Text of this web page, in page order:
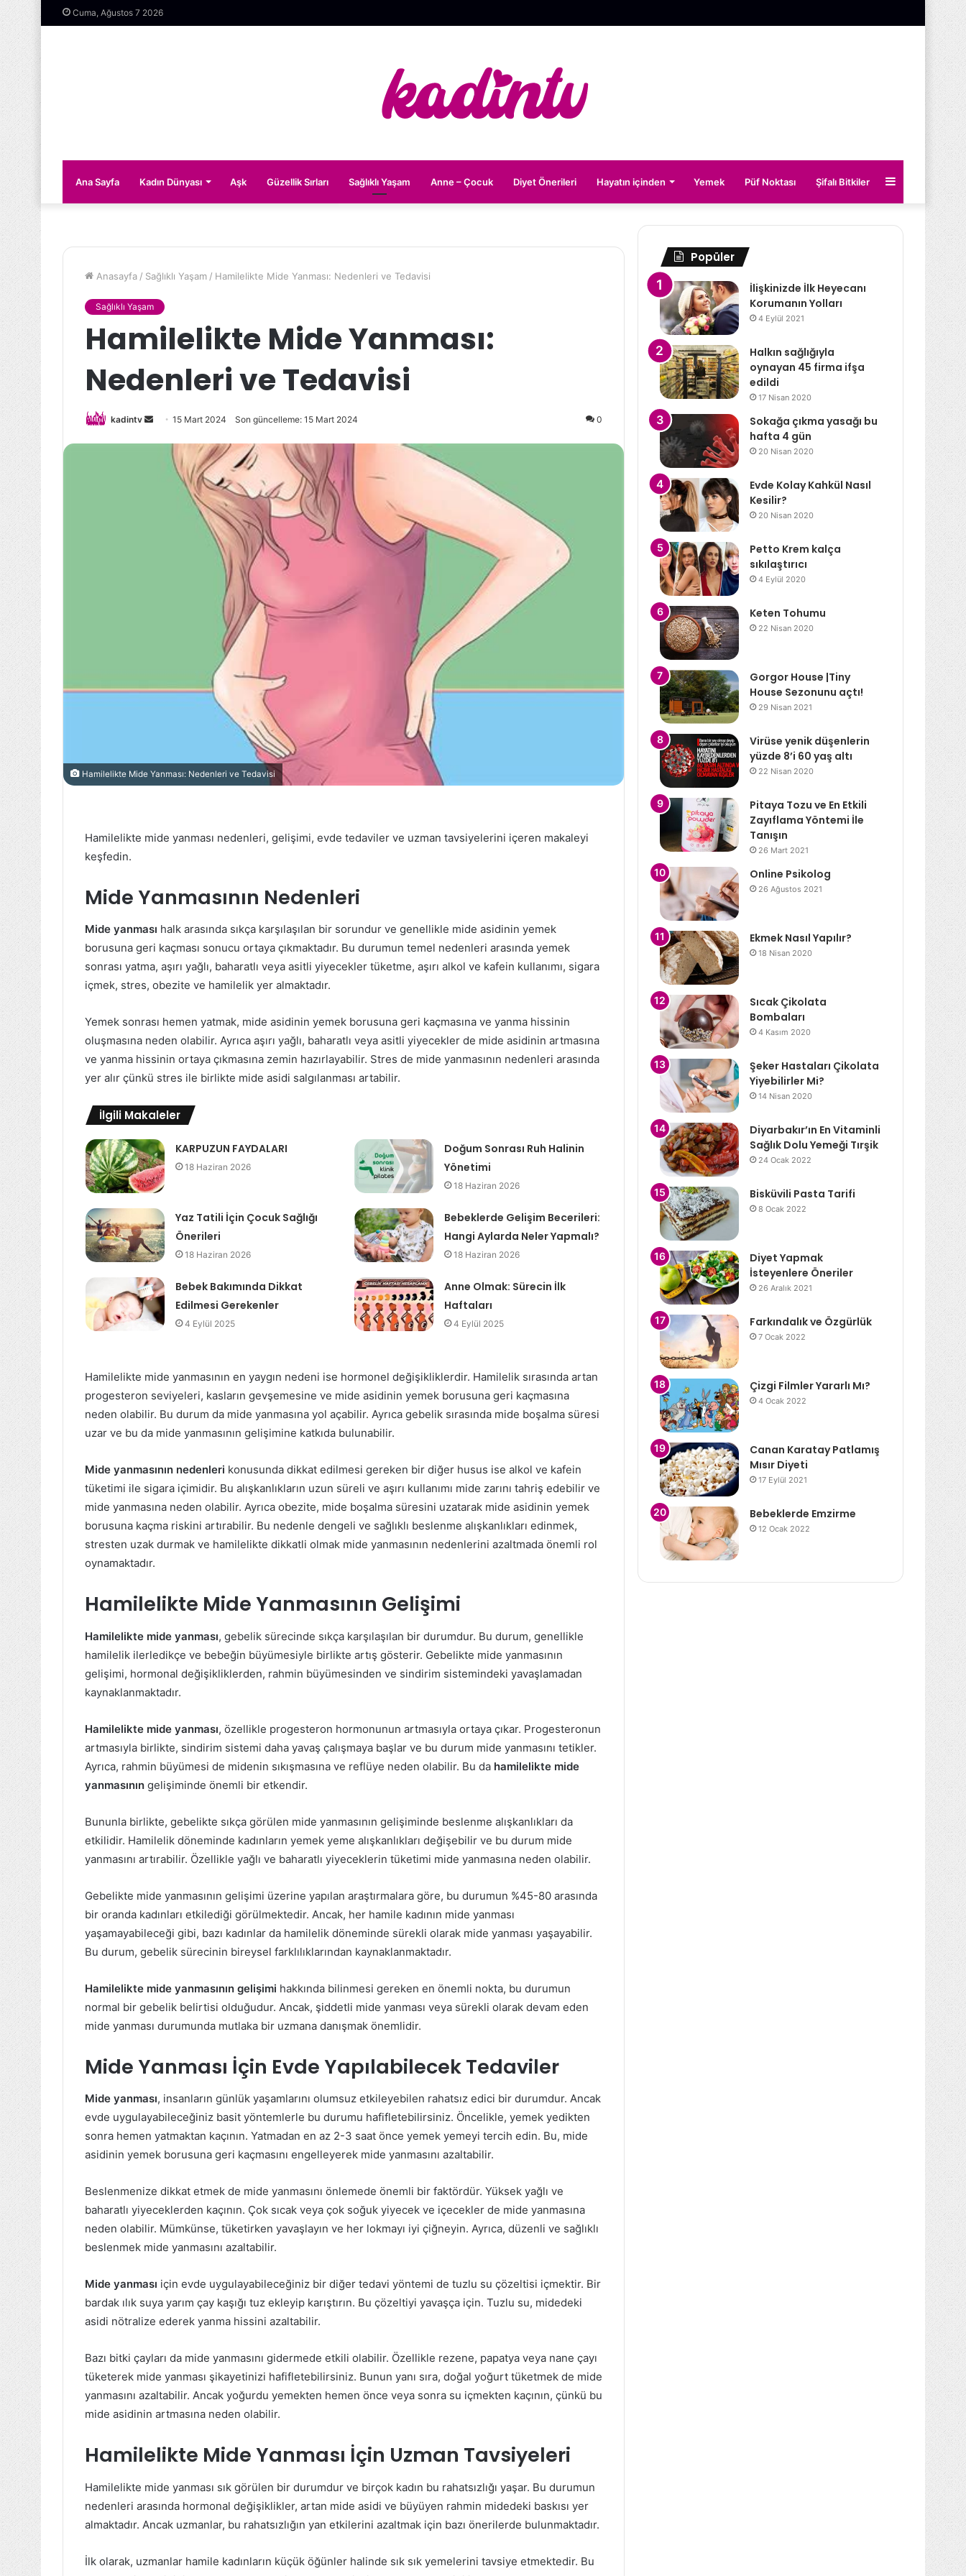
Cuma, Ağustos 7 2026
Ana Sayfa Kadın Dünyası Aşk Güzellik Sırları Sağlıklı Yaşam Anne – Çocuk Diyet Önerileri Hayatın içinden Yemek Püf Noktası Şifalı Bitkiler Kenar
Bölmesi
Anasayfa / Sağlıklı Yaşam / Hamilelikte Mide Yanması: Nedenleri ve Tedavisi
Sağlıklı Yaşam
Hamilelikte Mide Yanması:
Nedenleri ve Tedavisi
kadintv
Bir
göndermek
15 Mart 2024 Son güncelleme: 15 Mart 2024 0
Hamilelikte Mide Yanması: Nedenleri ve Tedavisi
Hamilelikte mide yanması nedenleri, gelişimi, evde tedaviler ve uzman tavsiyelerini içeren makaleyi
keşfedin.
Mide Yanmasının Nedenleri
Mide yanması halk arasında sıkça karşılaşılan bir sorundur ve genellikle mide asidinin yemek
borusuna geri kaçması sonucu ortaya çıkmaktadır. Bu durumun temel nedenleri arasında yemek
sonrası yatma, aşırı yağlı, baharatlı veya asitli yiyecekler tüketme, aşırı alkol ve kafein kullanımı, sigara
içmek, stres, obezite ve hamilelik yer almaktadır.
Yemek sonrası hemen yatmak, mide asidinin yemek borusuna geri kaçmasına ve yanma hissinin
oluşmasına neden olabilir. Ayrıca aşırı yağlı, baharatlı veya asitli yiyecekler de mide asidinin artmasına
ve yanma hissinin ortaya çıkmasına zemin hazırlayabilir. Stres de mide yanmasının nedenleri arasında
yer alır çünkü stres ile birlikte mide asidi salgılanması artabilir.
İlgili Makaleler
KARPUZUN FAYDALARI
18 Haziran 2026
Doğum Sonrası Ruh Halinin
Yönetimi
18 Haziran 2026
Yaz Tatili İçin Çocuk Sağlığı
Önerileri
18 Haziran 2026
Bebeklerde Gelişim Becerileri:
Hangi Aylarda Neler Yapmalı?
18 Haziran 2026
Bebek Bakımında Dikkat
Edilmesi Gerekenler
4 Eylül 2025
Anne Olmak: Sürecin İlk
Haftaları
4 Eylül 2025
Hamilelikte mide yanmasının en yaygın nedeni ise hormonel değişikliklerdir. Hamilelik sırasında artan
progesteron seviyeleri, kasların gevşemesine ve mide asidinin yemek borusuna geri kaçmasına
neden olabilir. Bu durum da mide yanmasına yol açabilir. Ayrıca gebelik sırasında mide boşalma süresi
uzar ve bu da mide yanmasının gelişimine katkıda bulunabilir.
Mide yanmasının nedenleri konusunda dikkat edilmesi gereken bir diğer husus ise alkol ve kafein
tüketimi ile sigara içimidir. Bu alışkanlıkların uzun süreli ve aşırı kullanımı mide zarını tahriş edebilir ve
mide yanmasına neden olabilir. Ayrıca obezite, mide boşalma süresini uzatarak mide asidinin yemek
borusuna kaçma riskini artırabilir. Bu nedenle dengeli ve sağlıklı beslenme alışkanlıkları edinmek,
stresten uzak durmak ve hamilelikte dikkatli olmak mide yanmasının nedenlerini azaltmada önemli rol
oynamaktadır.
Hamilelikte Mide Yanmasının Gelişimi
Hamilelikte mide yanması, gebelik sürecinde sıkça karşılaşılan bir durumdur. Bu durum, genellikle
hamilelik ilerledikçe ve bebeğin büyümesiyle birlikte artış gösterir. Gebelikte mide yanmasının
gelişimi, hormonal değişikliklerden, rahmin büyümesinden ve sindirim sistemindeki yavaşlamadan
kaynaklanmaktadır.
Hamilelikte mide yanması, özellikle progesteron hormonunun artmasıyla ortaya çıkar. Progesteronun
artmasıyla birlikte, sindirim sistemi daha yavaş çalışmaya başlar ve bu durum mide yanmasını tetikler.
Ayrıca, rahmin büyümesi de midenin sıkışmasına ve reflüye neden olabilir. Bu da hamilelikte mide
yanmasının gelişiminde önemli bir etkendir.
Bununla birlikte, gebelikte sıkça görülen mide yanmasının gelişiminde beslenme alışkanlıkları da
etkilidir. Hamilelik döneminde kadınların yemek yeme alışkanlıkları değişebilir ve bu durum mide
yanmasını artırabilir. Özellikle yağlı ve baharatlı yiyeceklerin tüketimi mide yanmasına neden olabilir.
Gebelikte mide yanmasının gelişimi üzerine yapılan araştırmalara göre, bu durumun %45-80 arasında
bir oranda kadınları etkilediği görülmektedir. Ancak, her hamile kadının mide yanması
yaşamayabileceği gibi, bazı kadınlar da hamilelik döneminde sürekli olarak mide yanması yaşayabilir.
Bu durum, gebelik sürecinin bireysel farklılıklarından kaynaklanmaktadır.
Hamilelikte mide yanmasının gelişimi hakkında bilinmesi gereken en önemli nokta, bu durumun
normal bir gebelik belirtisi olduğudur. Ancak, şiddetli mide yanması veya sürekli olarak devam eden
mide yanması durumunda mutlaka bir uzmana danışmak önemlidir.
Mide Yanması İçin Evde Yapılabilecek Tedaviler
Mide yanması, insanların günlük yaşamlarını olumsuz etkileyebilen rahatsız edici bir durumdur. Ancak
evde uygulayabileceğiniz basit yöntemlerle bu durumu hafifletebilirsiniz. Öncelikle, yemek yedikten
sonra hemen yatmaktan kaçının. Yatmadan en az 2-3 saat önce yemek yemeyi tercih edin. Bu, mide
asidinin yemek borusuna geri kaçmasını engelleyerek mide yanmasını azaltabilir.
Beslenmenize dikkat etmek de mide yanmasını önlemede önemli bir faktördür. Yüksek yağlı ve
baharatlı yiyeceklerden kaçının. Çok sıcak veya çok soğuk yiyecek ve içecekler de mide yanmasına
neden olabilir. Mümkünse, tüketirken yavaşlayın ve her lokmayı iyi çiğneyin. Ayrıca, düzenli ve sağlıklı
beslenmek mide yanmasını azaltabilir.
Mide yanması için evde uygulayabileceğiniz bir diğer tedavi yöntemi de tuzlu su çözeltisi içmektir. Bir
bardak ılık suya yarım çay kaşığı tuz ekleyip karıştırın. Bu çözeltiyi yavaşça için. Tuzlu su, midedeki
asidi nötralize ederek yanma hissini azaltabilir.
Bazı bitki çayları da mide yanmasını gidermede etkili olabilir. Özellikle rezene, papatya veya nane çayı
tüketerek mide yanması şikayetinizi hafifletebilirsiniz. Bunun yanı sıra, doğal yoğurt tüketmek de mide
yanmasını azaltabilir. Ancak yoğurdu yemekten hemen önce veya sonra su içmekten kaçının, çünkü bu
mide asidinin artmasına neden olabilir.
Hamilelikte Mide Yanması İçin Uzman Tavsiyeleri
Hamilelikte mide yanması sık görülen bir durumdur ve birçok kadın bu rahatsızlığı yaşar. Bu durumun
nedenleri arasında hormonal değişiklikler, artan mide asidi ve büyüyen rahmin midedeki baskısı yer
almaktadır. Ancak uzmanlar, bu rahatsızlığın yan etkilerini azaltmak için bazı önerilerde bulunmaktadır.
İlk olarak, uzmanlar hamile kadınların küçük öğünler halinde sık sık yemelerini tavsiye etmektedir. Bu
Popüler
İlişkinizde İlk Heyecanı
Korumanın Yolları
4 Eylül 2021
Halkın sağlığıyla
oynayan 45 firma ifşa
edildi
17 Nisan 2020
Sokağa çıkma yasağı bu
hafta 4 gün
20 Nisan 2020
Evde Kolay Kahkül Nasıl
Kesilir?
20 Nisan 2020
Petto Krem kalça
sıkılaştırıcı
4 Eylül 2020
Keten Tohumu
22 Nisan 2020
Gorgor House |Tiny
House Sezonunu açtı!
29 Nisan 2021
Virüse yenik düşenlerin
yüzde 8’i 60 yaş altı
22 Nisan 2020
Pitaya Tozu ve En Etkili
Zayıflama Yöntemi İle
Tanışın
26 Mart 2021
Online Psikolog
26 Ağustos 2021
Ekmek Nasıl Yapılır?
18 Nisan 2020
Sıcak Çikolata
Bombaları
4 Kasım 2020
Şeker Hastaları Çikolata
Yiyebilirler Mi?
14 Nisan 2020
Diyarbakır’ın En Vitaminli
Sağlık Dolu Yemeği Tırşik
24 Ocak 2022
Bisküvili Pasta Tarifi
8 Ocak 2022
Diyet Yapmak
İsteyenlere Öneriler
26 Aralık 2021
Farkındalık ve Özgürlük
7 Ocak 2022
Çizgi Filmler Yararlı Mı?
4 Ocak 2022
Canan Karatay Patlamış
Mısır Diyeti
17 Eylül 2021
Bebeklerde Emzirme
12 Ocak 2022